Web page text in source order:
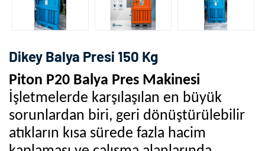
Dikey Balya Presi 150 Kg
Piton P20 Balya Pres Makinesi
İşletmelerde karşılaşılan en büyük
sorunlardan biri, geri dönüştürülebilir
atıkların kısa sürede fazla hacim